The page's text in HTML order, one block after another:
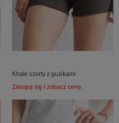
Khaki szorty z guzikami
Zaloguj się i zobacz cenę